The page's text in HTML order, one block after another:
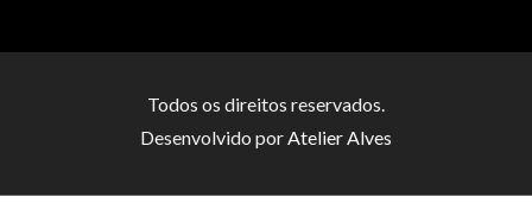
Todos os direitos reservados.
Desenvolvido porAtelier Alves